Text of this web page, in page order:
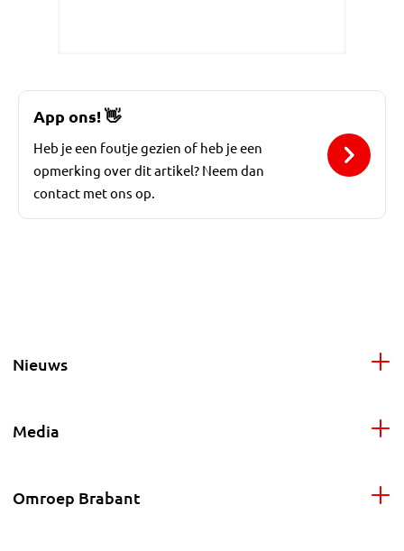
App ons!👋
Heb je een foutje gezien of heb je een
opmerking over dit artikel? Neem dan
contact met ons op.
Nieuws
Media
Omroep Brabant